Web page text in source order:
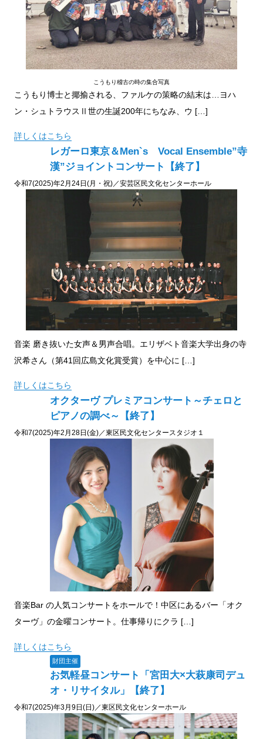
こうもり稽古の時の集合写真
こうもり博士と揶揄される、ファルケの策略の結末は…ヨハ
ン・シュトラウスⅡ世の生誕200年にちなみ、ウ […]
詳しくはこちら
レガーロ東京＆Men`s Vocal Ensemble”寺
漢”ジョイントコンサート【終了】
令和7(2025)年2月24日(月・祝)／安芸区民文化センターホール
音楽 磨き抜いた女声＆男声合唱。エリザベト音楽大学出身の寺
沢希さん（第41回広島文化賞受賞）を中心に […]
詳しくはこちら
オクターヴ プレミアコンサート～チェロと
ピアノの調べ～【終了】
令和7(2025)年2月28日(金)／東区民文化センタースタジオ１
音楽Bar の人気コンサートをホールで！中区にあるバー「オク
ターヴ」の金曜コンサート。仕事帰りにクラ […]
詳しくはこちら
財団主催
お気軽昼コンサート「宮田大×大萩康司デュ
オ・リサイタル」【終了】
令和7(2025)年3月9日(日)／東区民文化センターホール